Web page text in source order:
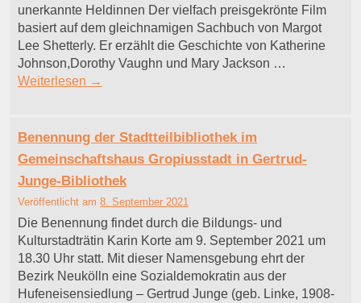
unerkannte Heldinnen Der vielfach preisgekrönte Film
basiert auf dem gleichnamigen Sachbuch von Margot
Lee Shetterly. Er erzählt die Geschichte von Katherine
Johnson,Dorothy Vaughn und Mary Jackson …
Weiterlesen →
Benennung der Stadtteilbibliothek im
Gemeinschaftshaus Gropiusstadt in Gertrud-
Junge-Bibliothek
Veröffentlicht am 8. September 2021
Die Benennung findet durch die Bildungs- und
Kulturstadträtin Karin Korte am 9. September 2021 um
18.30 Uhr statt. Mit dieser Namensgebung ehrt der
Bezirk Neukölln eine Sozialdemokratin aus der
Hufeneisensiedlung – Gertrud Junge (geb. Linke, 1908-